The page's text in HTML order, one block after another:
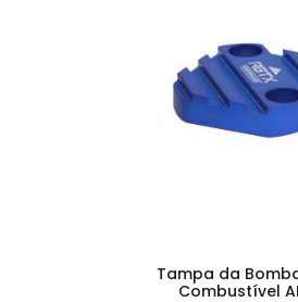
Tampa da
Combustível